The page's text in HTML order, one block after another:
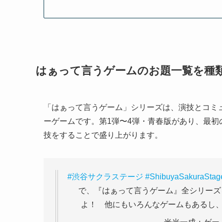
はぁって言うゲームのお題一覧を種
「はぁって言うゲーム」シリーズは、演技とコ
ーゲームです。第1弾〜4弾・青春版があり、最
技をすることで盛り上がります。
#渋谷サクラステージ
で、『はぁって言うゲーム』全シリ
よ！ 他にもいろんなゲームもあるし